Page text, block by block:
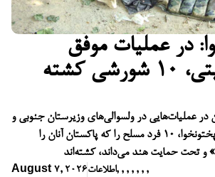
در عملیات موفق
نیروهای امنیتی، ۱۰ شورشی کشته
در عملیات‌هایی در ولسوالی‌های وزیرستان جنوبی و
دیر، واقع در ایالت خیبرپختونخوا، ۱۰ فرد مسلح را که پاکستان آنان را
و تحت حمایت هند می‌داند، کشته‌اند
August 7, 2026اطلاعات, , , , , , ,